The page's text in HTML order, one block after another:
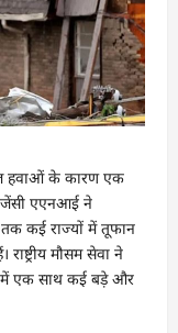
हवाओं के कारण एक
एएनआई ने
कई राज्यों में तूफान
मौसम सेवा ने
में एक साथ कई बड़े और